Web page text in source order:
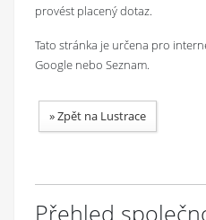
provést placený dotaz.
Tato stránka je určena pro
Google nebo Seznam.
»Zpět na Lustrace
Přehled